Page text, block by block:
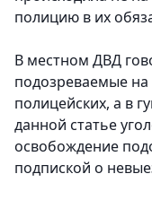
полицию в их
В местном ДВД
подозреваемые
полицейских, а в
данной статье
освобождение
подпиской о